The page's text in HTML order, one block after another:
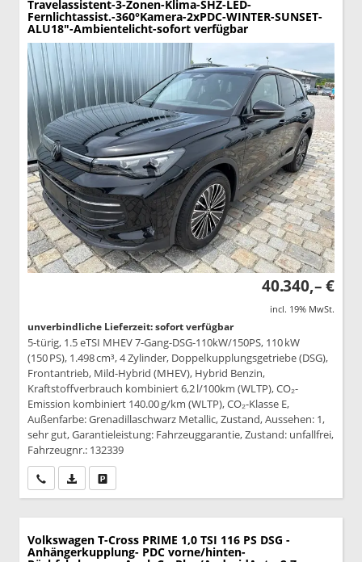
Travelassistent-3-Zonen-Klima-SHZ-LED-
Fernlichtassist.-360°Kamera-2xPDC-WINTER-SUNSET-
ALU18"-Ambientelicht-sofort verfügbar
40.340,– €
incl. 19% MwSt.
unverbindliche Lieferzeit: sofort verfügbar
5-türig, 1.5 eTSI MHEV 7-Gang-DSG-110kW/150PS, 110 kW
(150 PS), 1.498 cm³, 4 Zylinder, Doppelkupplungsgetriebe (DSG),
Frontantrieb, Mild-Hybrid (MHEV), Hybrid Benzin,
Kraftstoffverbrauch kombiniert 6,2 l/100km (WLTP), CO₂-
Emission kombiniert 140.00 g/km (WLTP), CO₂-Klasse E,
Außenfarbe: Grenadillaschwarz Metallic, Zustand, Aussehen: 1,
sehr gut, Garantieleistung: Fahrzeuggarantie, Zustand: unfallfrei,
Fahrzeugnr.: 132339
Wir rufen Sie anPDF-Datei, Fahrzeugexposé drucken
Volkswagen T-Cross PRIME 1,0 TSI 116 PS DSG -
Anhängerkupplung- PDC vorne/hinten-